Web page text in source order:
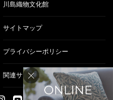
川島織物文化館
サイトマップ
プライバシーポリシー
関連サイト